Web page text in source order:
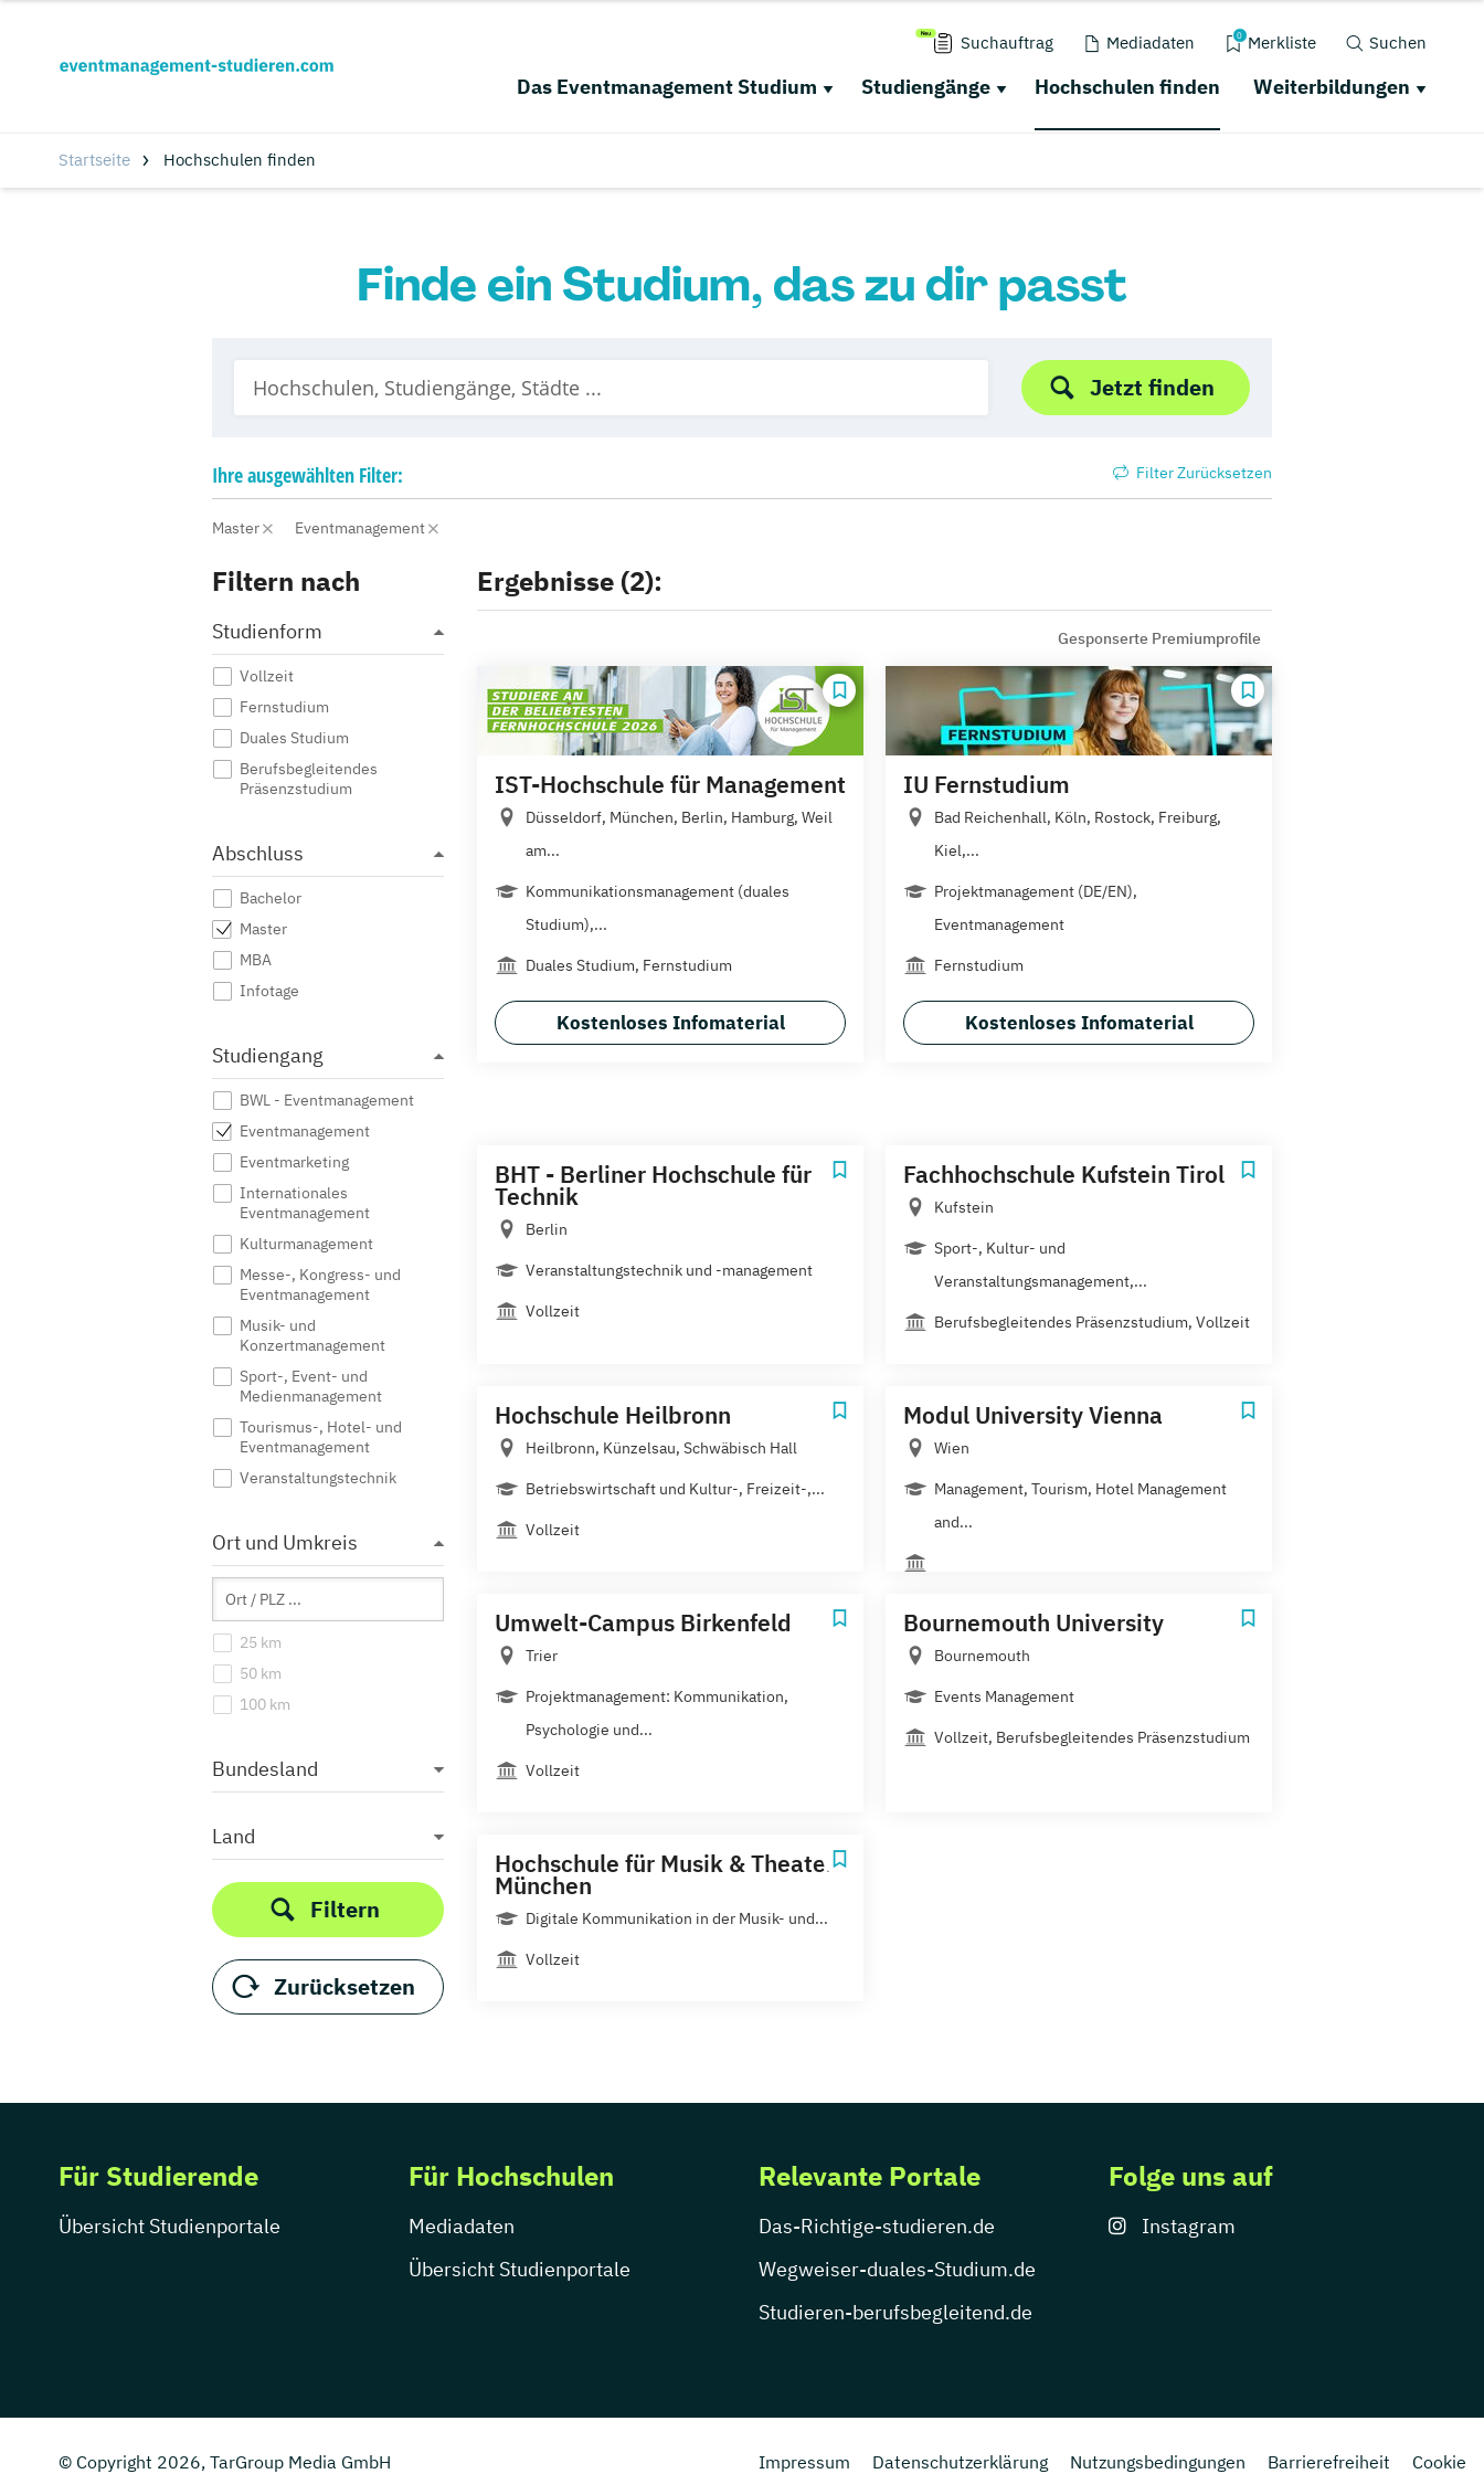
Suchauftrag Mediadaten 0 Merkliste Suchen
Das Eventmanagement Studium Studiengänge Hochschulen finden Weiterbildungen
Startseite Hochschulen finden
Finde ein Studium, das zu dir passt
Jetzt finden
Ihreausgewählten Filter: Filter Zurücksetzen
Master Eventmanagement
Filtern nach
Studienform
Vollzeit
Fernstudium
Duales Studium
Berufsbegleitendes
Präsenzstudium
Abschluss
Bachelor
Master
MBA
Infotage
Studiengang
BWL - Eventmanagement
Eventmanagement
Eventmarketing
Internationales
Eventmanagement
Kulturmanagement
Messe-, Kongress- und
Eventmanagement
Musik- und
Konzertmanagement
Sport-, Event- und
Medienmanagement
Tourismus-, Hotel- und
Eventmanagement
Veranstaltungstechnik
Ort und Umkreis
25 km
50 km
100 km
Bundesland
Land
Filtern
Zurücksetzen
Ergebnisse (2):
Gesponserte Premiumprofile
IST-Hochschule für Management
Düsseldorf, München, Berlin, Hamburg, Weil
am...
Kommunikationsmanagement (duales
Studium),...
Duales Studium, Fernstudium
Kostenloses Infomaterial
IU Fernstudium
Bad Reichenhall, Köln, Rostock, Freiburg,
Kiel,...
Projektmanagement (DE/EN),
Eventmanagement
Fernstudium
Kostenloses Infomaterial
BHT - Berliner Hochschule für
Technik
Berlin
Veranstaltungstechnik und -management
Vollzeit
Fachhochschule Kufstein Tirol
Kufstein
Sport-, Kultur- und
Veranstaltungsmanagement,...
Berufsbegleitendes Präsenzstudium, Vollzeit
Hochschule Heilbronn
Heilbronn, Künzelsau, Schwäbisch Hall
Betriebswirtschaft und Kultur-, Freizeit-,...
Vollzeit
Modul University Vienna
Wien
Management, Tourism, Hotel Management
and...
Umwelt-Campus Birkenfeld
Trier
Projektmanagement: Kommunikation,
Psychologie und...
Vollzeit
Bournemouth University
Bournemouth
Events Management
Vollzeit, Berufsbegleitendes Präsenzstudium
Hochschule für Musik & Theater
München
Digitale Kommunikation in der Musik- und...
Vollzeit
Für Studierende
Übersicht Studienportale
Für Hochschulen
Mediadaten
Übersicht Studienportale
Relevante Portale
Das-Richtige-studieren.de
Wegweiser-duales-Studium.de
Studieren-berufsbegleitend.de
Folge uns auf
Instagram
© Copyright 2026, TarGroup Media GmbH Impressum Datenschutzerklärung Nutzungsbedingungen Barrierefreiheit Cookie